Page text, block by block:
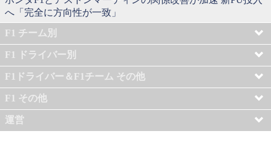
へ「完全に方向性が一致」
F1 チーム別
F1 ドライバー別
F1ドライバー＆F1チーム その他
F1 その他
運営